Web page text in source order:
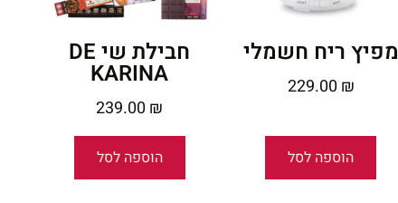
מפיץ ריח חשמלי
229.00 ₪
הוספה לסל
חבילת שי DE
KARINA
239.00 ₪
הוספה לסל